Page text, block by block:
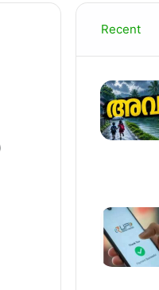
Recent